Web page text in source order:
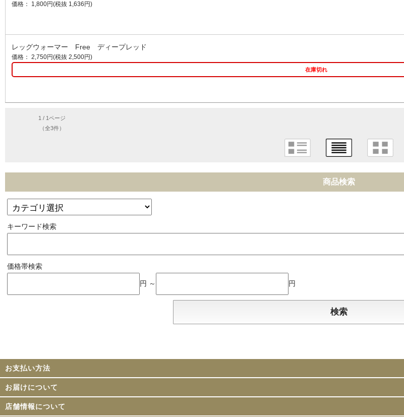
価格： 1,800円(税抜 1,636円)
レッグウォーマー Free ディープレッド
価格： 2,750円(税抜 2,500円)
在庫切れ
1 / 1ページ
（全3件）
商品検索
キーワード検索
価格帯検索
円 ～ 円
お支払い方法
お届けについて
店舗情報について